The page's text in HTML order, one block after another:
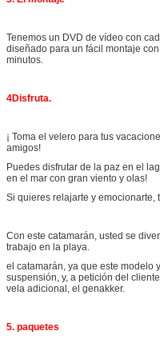
Tenemos un DVD de vídeo con
diseñado para un fácil montaje
minutos.
4Disfruta.
¡ Toma el velero para tus
amigos!
Puedes disfrutar de la paz en el
en el mar con gran viento y olas!
Si quieres relajarte y emocionarte,
Con este catamarán, usted se
trabajo en la playa.
el catamarán, ya que este modelo
suspensión, y, a petición del
vela adicional, el genakker.
5. paquetes